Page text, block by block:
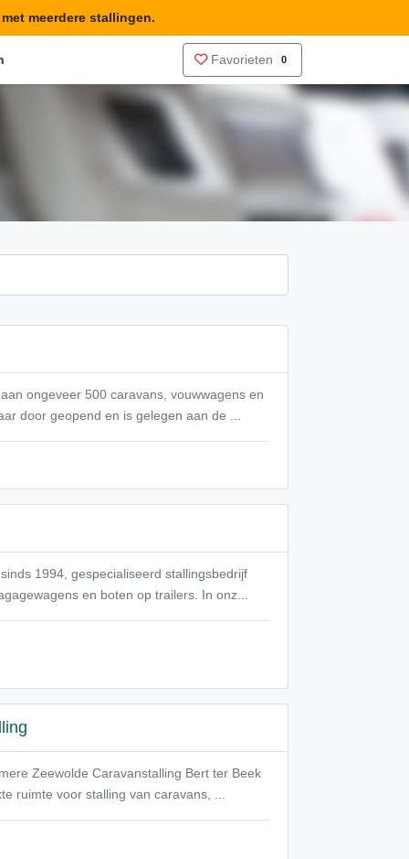
meerdere stallingen.
Favorieten 0
ongeveer 500 caravans, vouwwagens en
door geopend en is gelegen aan de ...
1994, gespecialiseerd stallingsbedrijf
en boten op trailers. In onz...
Zeewolde Caravanstalling Bert ter Beek
ruimte voor stalling van caravans, ...